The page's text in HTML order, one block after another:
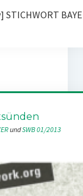
und SWB 01/2013